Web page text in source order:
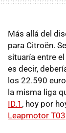
Más allá del
para Citroën.
situaría entre el
es decir,
los 22.590
la misma liga
ID.1 , hoy por
Leapmotor T03